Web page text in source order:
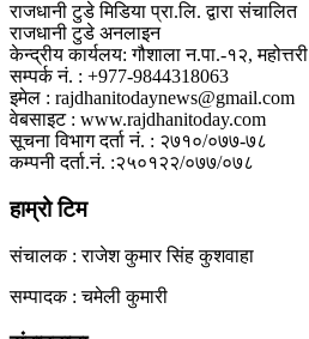
राजधानी टुडे मिडिया प्रा.लि. द्वारा संचालित
राजधानी टुडे अनलाइन
केन्द्रीय कार्यलय: गौशाला न.पा.-१२, महोत्तरी
सम्पर्क नं. : +977-9844318063
इमेल : rajdhanitodaynews@gmail.com
वेबसाइट : www.rajdhanitoday.com
सूचना विभाग दर्ता नं. : २७१०/०७७-७८
कम्पनी दर्ता.नं. :२५०१२२/०७७/०७८
हाम्रो टिम
संचालक : राजेश कुमार सिंह कुशवाहा
सम्पादक : चमेली कुमारी